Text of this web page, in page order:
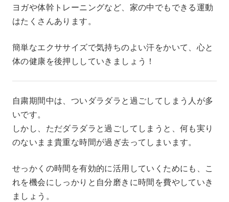
ヨガや体幹トレーニングなど、家の中でもできる運動
はたくさんあります。
簡単なエクササイズで気持ちのよい汗をかいて、心と
体の健康を後押ししていきましょう！
自粛期間中は、ついダラダラと過ごしてしまう人が多
いです。
しかし、ただダラダラと過ごしてしまうと、何も実り
のないまま貴重な時間が過ぎ去ってしまいます。
せっかくの時間を有効的に活用していくためにも、こ
れを機会にしっかりと自分磨きに時間を費やしていき
ましょう。